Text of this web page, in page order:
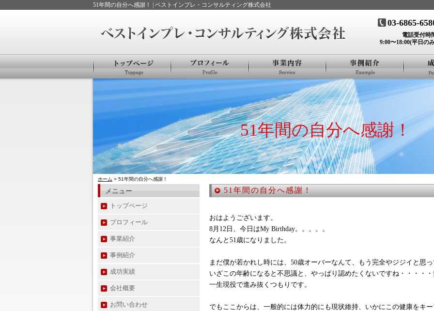
51年間の自分へ感謝！ | ベストインプレ・コンサルティング株式会社
03-6865-
電話受付時
9:00〜18:00(平日の
51年間の自分へ感謝！
ホーム > 51年間の自分へ感謝！
51年間の自分へ感謝！
おはようございます。
8月12日、今日はMy Birthday。。。。。
なんと51歳になりました。
まだ僕が若かれし時には、50歳オーバーなんて、もう完全やジジイと思っ
いざこの年齢になると不思議と、やっぱり認めたくないですね・・・・・
一生現役で進み抜くつもりです。
でもここからは、一般的には体力的にも現状維持、いかにこの健康をキー
メニュー
トップページ
プロフィール
事業紹介
事例紹介
成功実績
会社概要
お問い合わせ